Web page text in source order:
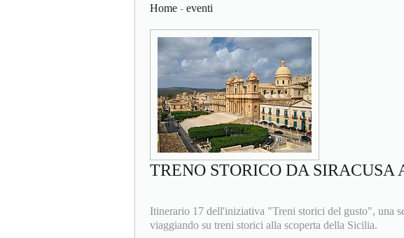
Home - eventi
TRENO STORICO DA SIRACUSA
Itinerario 17 dell'iniziativa "Treni storici del gusto", una
viaggiando su treni storici alla scoperta della Sicilia.